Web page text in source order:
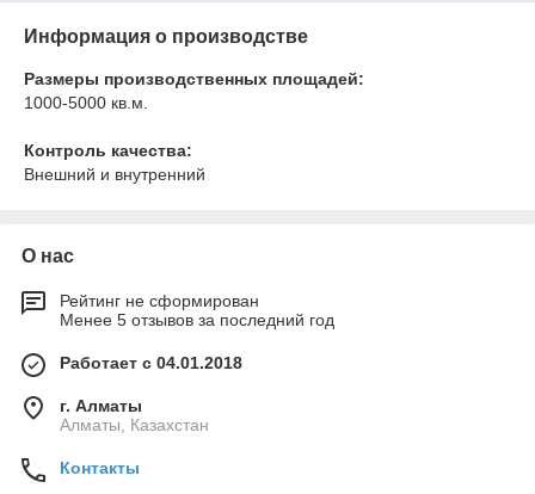
Информация о производстве
Размеры производственных площадей:
1000-5000 кв.м.
Контроль качества:
Внешний и внутренний
О нас
Рейтинг не сформирован
Менее 5 отзывов за последний год
Работает с 04.01.2018
г. Алматы
Алматы, Казахстан
Контакты